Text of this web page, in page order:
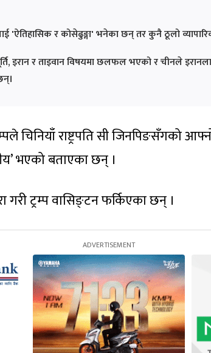
'ऐतिहासिक र कोसेढुङ्गा' भनेका छन् तर कुनै ठूलो
इरान र ताइवान विषयमा छलफल भएको र चीनले
चिनियाँ राष्ट्रपति सी जिनपिङसँगको
भएको बताएका छन् ।
ट्रम्प वासिङ्टन फर्किएका छन् ।